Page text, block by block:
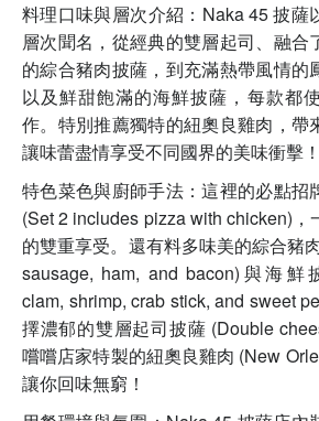
料理口味與層次介紹：Naka 45 披薩
層次聞名，從經典的雙層起司、融合
的綜合豬肉披薩，到充滿熱帶風情的
以及鮮甜飽滿的海鮮披薩，每款都
作。特別推薦獨特的紐奧良雞肉，帶
讓味蕾盡情享受不同國界的美味衝擊！
特色菜色與廚師手法：這裡的必點招
(Set 2 includes pizza with chicken)
的雙重享受。還有料多味美的綜合豬
sausage, ham, and bacon)與海鮮
clam, shrimp, crab stick, and sweet
擇濃郁的雙層起司披薩 (Double
嚐嚐店家特製的紐奧良雞肉 (New
讓你回味無窮！